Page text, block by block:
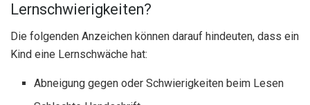
Lernschwierigkeiten?
Die folgenden Anzeichen können darauf hindeuten, dass ein
Kind eine Lernschwäche hat:
Abneigung gegen oder Schwierigkeiten beim Lesen